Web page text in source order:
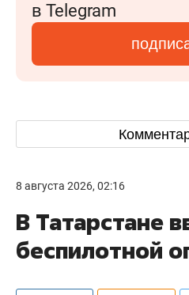
в Telegram
8 августа 2026, 02:16
В Татарстане
беспилотной